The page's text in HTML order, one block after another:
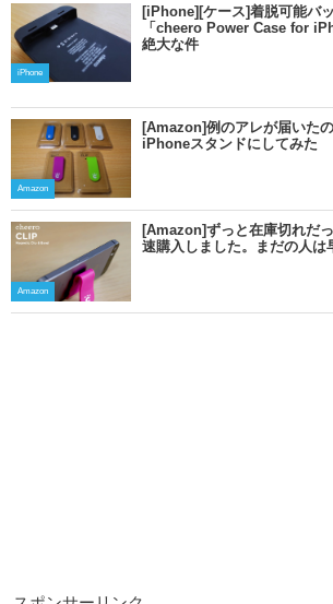
iPhone
[iPhone][ケース]着脱可能バ
「cheero Power Case for
絶大な件
Amazon
[Amazon]例のアレが届いた
iPhoneスタンドにしてみた
Amazon
[Amazon]ずっと在庫切れだ
速購入しました。まだの人は